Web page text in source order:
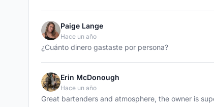
Paige Lange
Hace un año
¿Cuánto dinero gastaste por persona?
Erin McDonough
Hace un año
Great bartenders and atmosphere, the owner is